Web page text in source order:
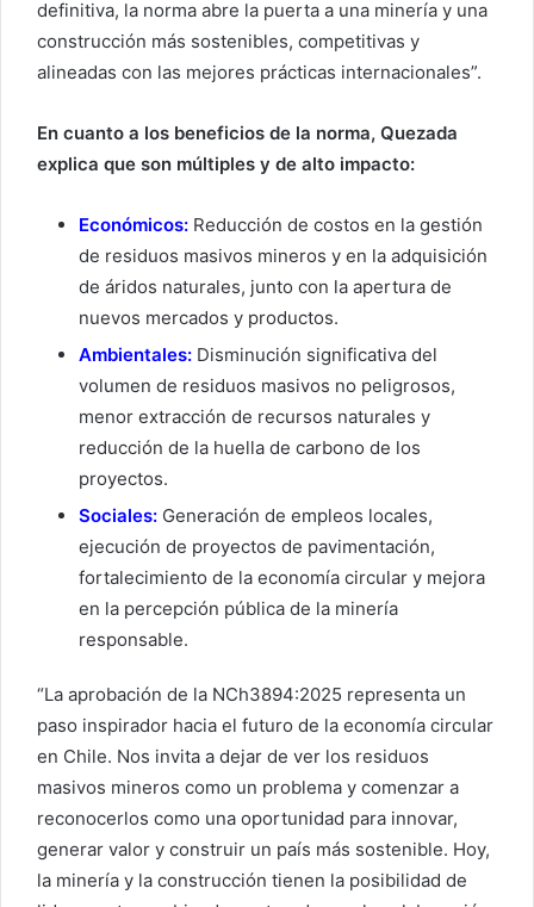
definitiva, la norma abre la puerta a una minería y una
construcción más sostenibles, competitivas y
alineadas con las mejores prácticas internacionales”.
En cuanto a los beneficios de la norma, Quezada
explica que son múltiples y de alto impacto:
Económicos: Reducción de costos en la gestión
de residuos masivos mineros y en la adquisición
de áridos naturales, junto con la apertura de
nuevos mercados y productos.
Ambientales: Disminución significativa del
volumen de residuos masivos no peligrosos,
menor extracción de recursos naturales y
reducción de la huella de carbono de los
proyectos.
Sociales: Generación de empleos locales,
ejecución de proyectos de pavimentación,
fortalecimiento de la economía circular y mejora
en la percepción pública de la minería
responsable.
“La aprobación de la NCh3894:2025 representa un
paso inspirador hacia el futuro de la economía circular
en Chile. Nos invita a dejar de ver los residuos
masivos mineros como un problema y comenzar a
reconocerlos como una oportunidad para innovar,
generar valor y construir un país más sostenible. Hoy,
la minería y la construcción tienen la posibilidad de